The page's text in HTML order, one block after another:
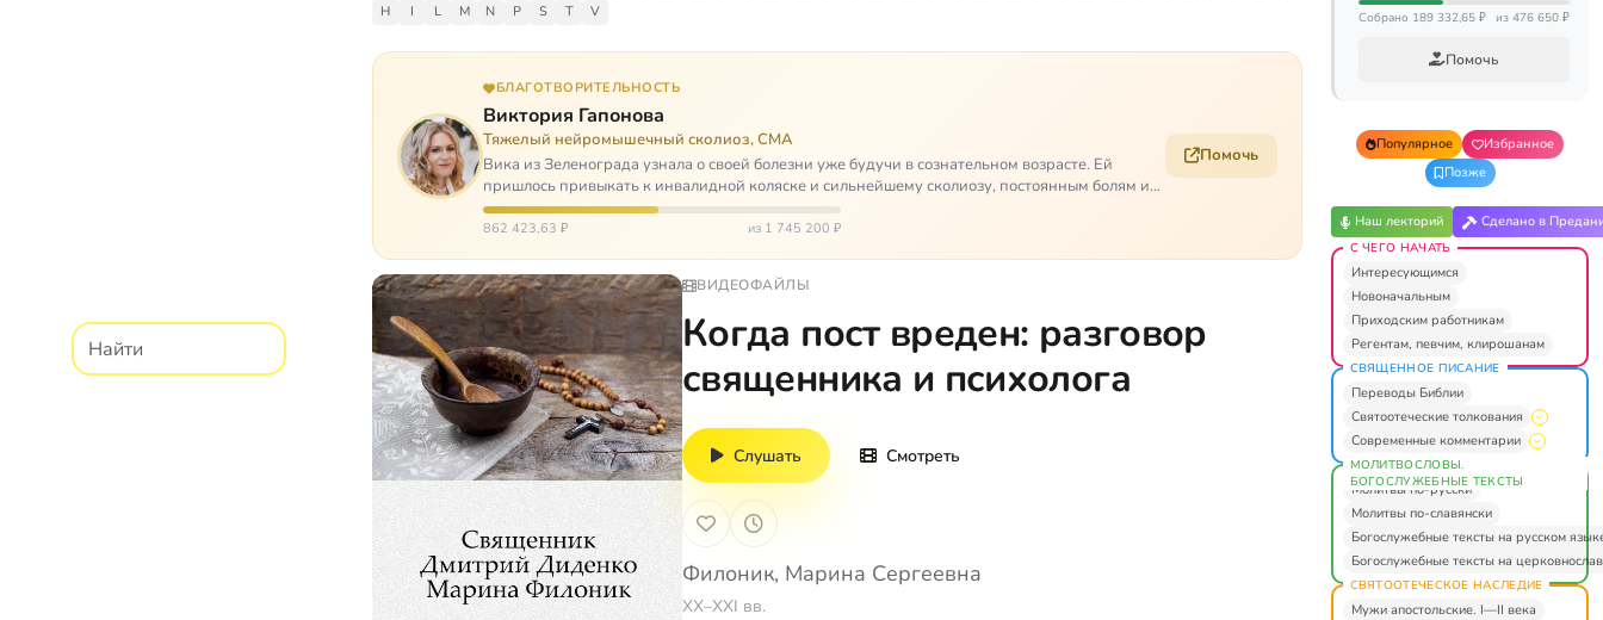
H
I L M N P S T V
БЛАГОТВОРИТЕЛЬНОСТЬ
Виктория Гапонова
Тяжелый нейромышечный сколиоз, СМА
Вика из Зеленограда узнала о своей болезни уже будучи в сознательном возрасте. Ей
пришлось привыкать к инвалидной коляске и сильнейшему сколиозу, постоянным болям и
растущей беспом…
862 423,63 ₽ из 1 745 200 ₽
Помочь
ВИДЕОФАЙЛЫ
Когда пост вреден: разговор
священника и психолога
Слушать Смотреть
Филоник, Марина Сергеевна
XX–XXI вв.
Собрано 189 332,65 ₽ из 476 650 ₽
Помочь
Популярное
Избранное
Позже
Наш лекторий Сделано в
С ЧЕГО НАЧАТЬ
Интересующимся
Новоначальным
Приходским работникам
Регентам, певчим, клирошанам
СВЯЩЕННОЕ ПИСАНИЕ
Переводы Библии
Святоотеческие толкования
Современные комментарии
МОЛИТВОСЛОВЫ.
БОГОСЛУЖЕБНЫЕ ТЕКСТЫ
Молитвы по-русски
Молитвы по-славянски
Богослужебные тексты на русском
Богослужебные тексты на
СВЯТООТЕЧЕСКОЕ НАСЛЕДИЕ
Мужи апостольские. I—II века